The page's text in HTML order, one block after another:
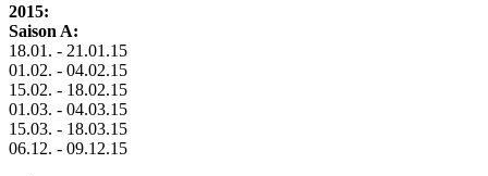
2015:
Saison A:
18.01. - 21.01.15
01.02. - 04.02.15
15.02. - 18.02.15
01.03. - 04.03.15
15.03. - 18.03.15
06.12. - 09.12.15